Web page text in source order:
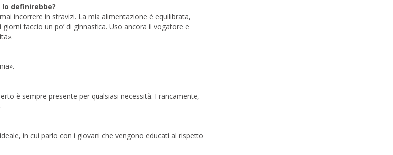
definirebbe?
incorrere in stravizi. La mia alimentazione è equilibrata,
faccio un po’ di ginnastica. Uso ancora il vogatore e
è sempre presente per qualsiasi necessità. Francamente,
in cui parlo con i giovani che vengono educati al rispetto